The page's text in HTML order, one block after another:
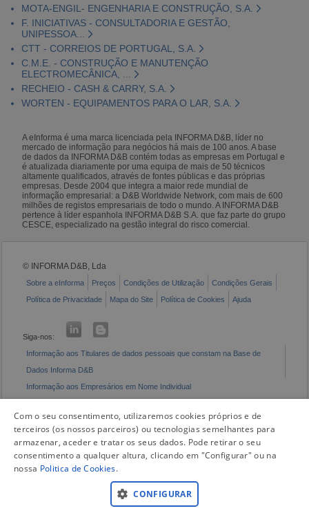
MOTA-ENGIL- ENGENHARIA E CONSTRUÇÃO, S.A.
F. INICIATIVAS - CONSULTADORIA E GESTÃO,
UNIPESSOA...
CTT - CORREIOS DE PORTUGAL, S.A.
C.M.E. - CONSTRUÇÃO E MANUTENÇÃO
ELECTROMECÂNICA, ...
RECHEIO - CASH & CARRY, S.A.
WORTEN - EQUIPAMENTOS PARA O LAR, S.A.
A eInforma é uma marca licenciada pela INFORMA D&B, líder no
mercado de informação para negócios há mais de 100 anos. A base
de dados da INFORMA D&B contém todas as empresas em Portugal e
é atualizada diariamente por uma equipa de mais de 50 técnicos
altamente qualificados, através de fontes públicas e das próprias
empresas. Desde 2004 que integra a maior rede mundial de
informação empresarial: a D&B Worldwide Network, com mais de 600
milhões de registos empresariais de todo o mundo. A INFORMA D&B
pertence à líder espanhola INFORMA D&B S.A. que faz parte do grupo
CESCE, especializado na gestão integral do risco comercial.
© INFORMA D&B, Lda
Sobre a eInforma Preços Condições de Utilização
Condições Gerais
Política de Privacidade
Mapa do Site Política de Cookies Ajuda
Siga-nos:
Informação aos Titulares de dados pessoais que constam na Base de
Dados Informa D&B
Informação aos Empresários em Nome Individual
Com o seu consentimento, utilizaremos cookies próprios e de
terceiros (os nossos parceiros) ou tecnologias semelhantes para
armazenar, aceder e tratar os seus dados. Pode retirar o seu
consentimento a qualquer altura, clicando em "Configurar" ou na
nossa Politica de Cookies.
CONFIGURAR